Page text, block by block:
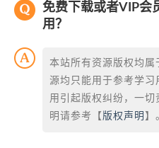
免费下载或者VIP会
用？
本站所有资源版权均属
源均只能用于参考学
用引起版权纠纷，一
明请参考【 版权声明 】